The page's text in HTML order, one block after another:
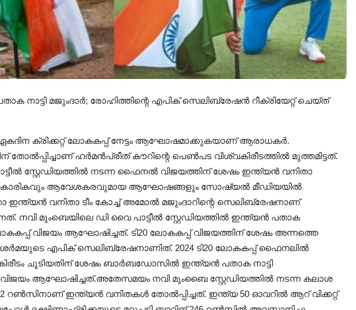
നാട്ടി മജുംദാർ; രോഹിത്തിന്റെ എപിക് സെലിബ്രേഷൻ റീക്രിയേറ്റ് ചെയ്ത്
ക്രിക്കറ്റ് ലോകകപ്പ് നേട്ടം ആഘോഷമാക്കുകയാണ് ആരാധകർ.
തോൽപ്പിച്ചാണ് ഹർമൻപ്രീത് കൗറിന്റെ പെൺപട വിശ്വകിരീടത്തിൽ മുത്തമിട്ടത്.
സ്റ്റേഡിയത്തിൽ നടന്ന ഫൈനൽ വിജയത്തിന് ശേഷം ഇന്ത്യൻ വനിതാ
ആവേശകരവുമായ ആഘോഷങ്ങളും സോഷ്യൽ മീഡിയയിൽ
വനിതാ ടീം കോച്ച് അമോൽ മജുംദാറിന്റെ സെലിബ്രേഷനാണ്
നവി മുംബെയിലെ ഡി വൈ പാട്ടീൽ സ്റ്റേഡിയത്തിൽ ഇന്ത്യൻ പതാക
വിജയം ആഘോഷിച്ചത്. ടി20 ലോകകപ്പ് വിജയത്തിന് ശേഷം അന്നത്തെ
എപിക് സെലിബ്രേഷനാണിത്. 2024 ടി20 ലോകകപ്പ് ഫൈനലിൽ
ചൂടിയതിന് ശേഷം ബാർബഡോസിൽ ഇന്ത്യൻ പതാക നാട്ടി
ആഘോഷിച്ചത്.അതേസമയം നവി മുംബൈ സ്റ്റേഡിയത്തിൽ നടന്ന കലാശ
റൺസിനാണ് ഇന്ത്യൻ വനിതകൾ തോൽപ്പിച്ചത്. ഇന്ത്യ 50 ഓവറിൽ ആറ് വിക്കറ്റ്